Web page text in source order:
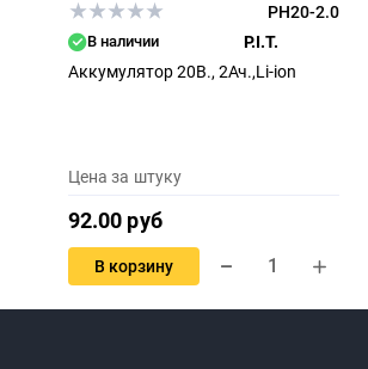
PH20-2.0
В наличии
P.I.T.
Аккумулятор 20В., 2Ач.,Li-ion
Цена за штуку
92.00 руб
В корзину